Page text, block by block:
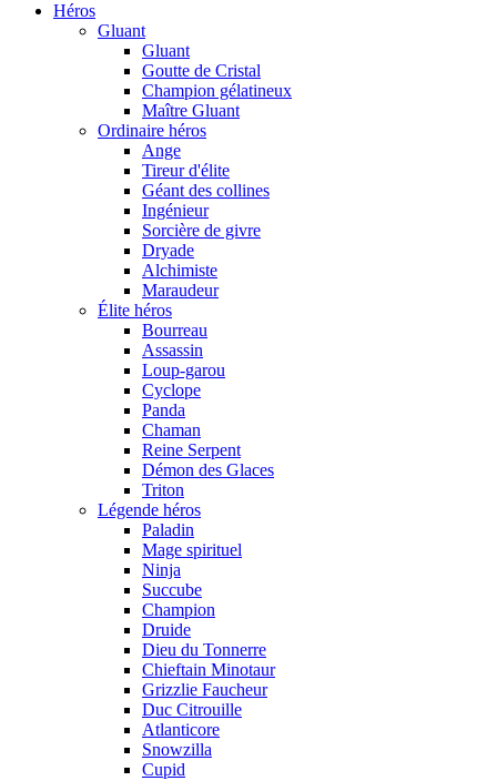
Héros
Gluant
Gluant
Goutte de Cristal
Champion gélatineux
Maître Gluant
Ordinaire héros
Ange
Tireur d'élite
Géant des collines
Ingénieur
Sorcière de givre
Dryade
Alchimiste
Maraudeur
Élite héros
Bourreau
Assassin
Loup-garou
Cyclope
Panda
Chaman
Reine Serpent
Démon des Glaces
Triton
Légende héros
Paladin
Mage spirituel
Ninja
Succube
Champion
Druide
Dieu du Tonnerre
Chieftain Minotaur
Grizzlie Faucheur
Duc Citrouille
Atlanticore
Snowzilla
Cupid